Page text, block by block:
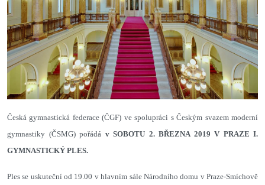
Česká gymnastická federace (ČGF) ve spolupráci s Českým svazem moderní
gymnastiky (ČSMG) pořádá v SOBOTU 2. BŘEZNA 2019 V PRAZE I.
GYMNASTICKÝ PLES.
Ples se uskuteční od 19.00 v hlavním sále Národního domu v Praze-Smíchově